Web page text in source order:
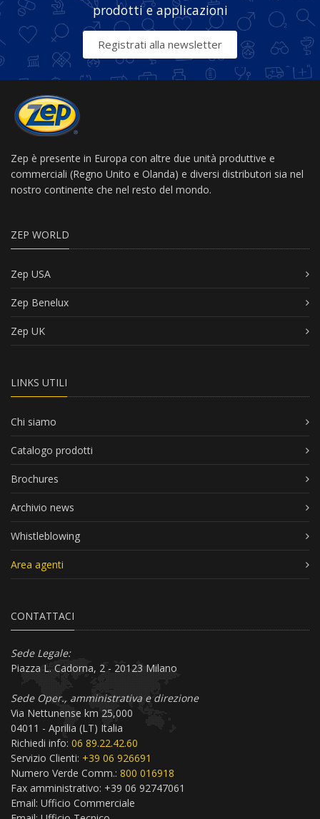
prodotti e applicazioni
Registrati alla newsletter
Zep è presente in Europa con altre due unità produttive e
commerciali (Regno Unito e Olanda) e diversi distributori sia nel
nostro continente che nel resto del mondo.
ZEP WORLD
Zep USA
Zep Benelux
Zep UK
LINKS UTILI
Chi siamo
Catalogo prodotti
Brochures
Archivio news
Whistleblowing
Area agenti
CONTATTACI
Sede Legale:
Piazza L. Cadorna, 2 - 20123 Milano
Sede Oper., amministrativa e direzione
Via Nettunense km 25,000
04011 - Aprilia (LT) Italia
Richiedi info: 06 89.22.42.60
Servizio Clienti: +39 06 926691
Numero Verde Comm.: 800 016918
Fax amministrativo: +39 06 92747061
Email: Ufficio Commerciale